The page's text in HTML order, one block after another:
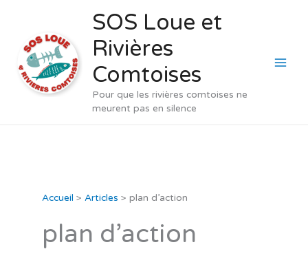
contenu
SOS Loue et
Rivières
Comtoises
Pour que les rivières comtoises ne
meurent pas en silence
Accueil Articles plan d’action
plan d’action